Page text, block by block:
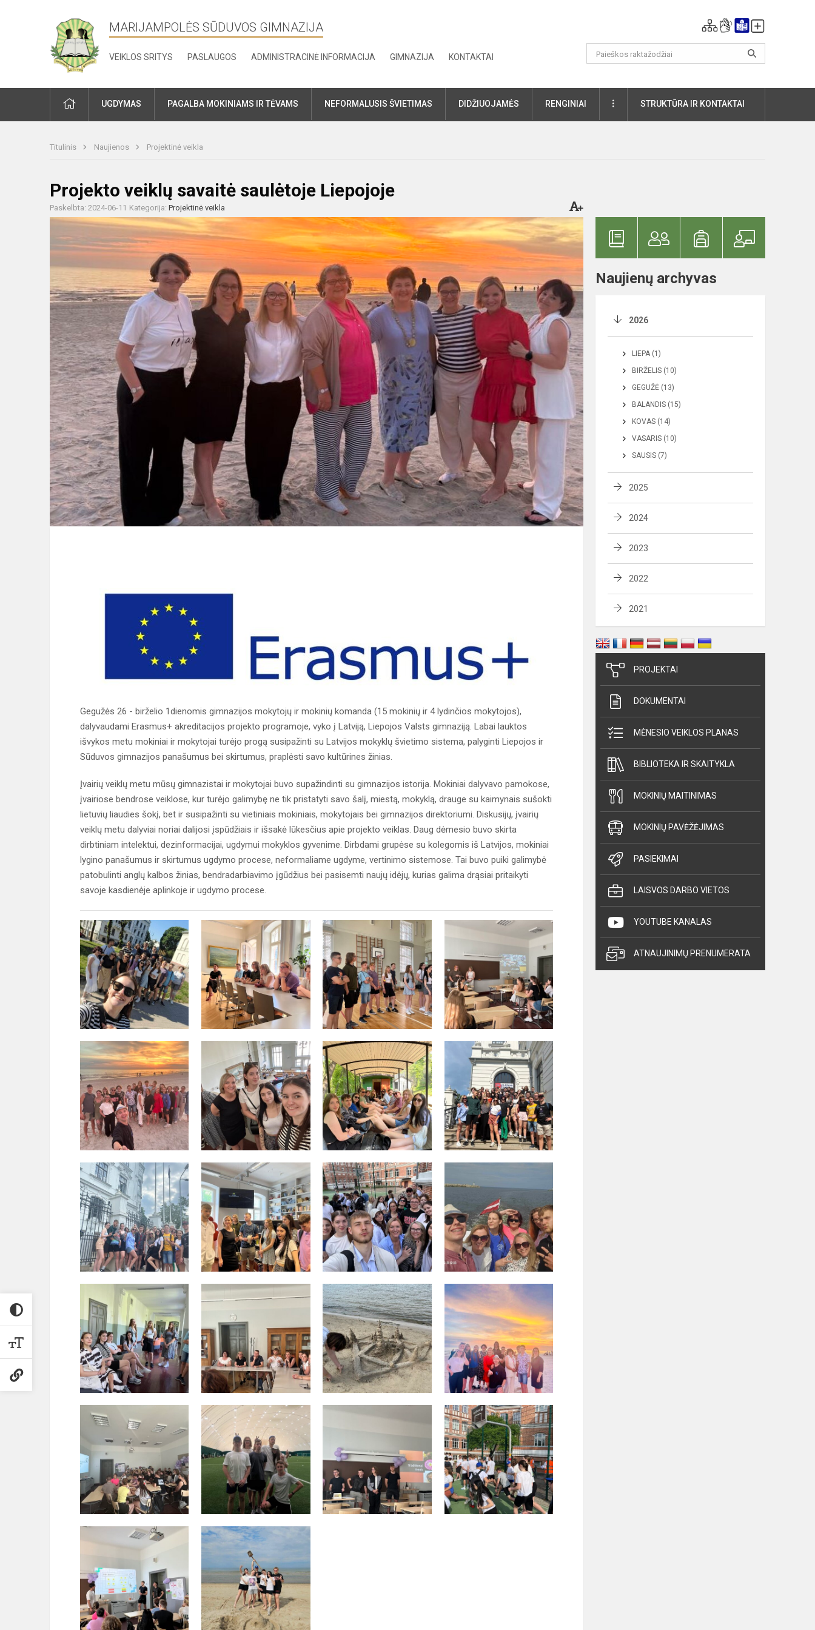
MARIJAMPOLĖS SŪDUVOS GIMNAZIJA
VEIKLOS SRITYS PASLAUGOS ADMINISTRACINĖ INFORMACIJA GIMNAZIJA KONTAKTAI
PRADŽIAUGDYMAS PAGALBA MOKINIAMS IR TĖVAMS NEFORMALUSIS ŠVIETIMAS DIDŽIUOJAMĖS RENGINIAI DAUGIAUSTRUKTŪRA IR KONTAKTAI
Titulinis Naujienos Projektinė veikla
Projekto veiklų savaitė saulėtoje Liepojoje
Paskelbta: 2024-06-11 Kategorija: Projektinė veikla
Gegužės 26 - birželio 1dienomis gimnazijos mokytojų ir mokinių komanda (15 mokinių ir 4 lydinčios mokytojos),
dalyvaudami Erasmus+ akreditacijos projekto programoje, vyko į Latviją, Liepojos Valsts gimnaziją. Labai lauktos
išvykos metu mokiniai ir mokytojai turėjo progą susipažinti su Latvijos mokyklų švietimo sistema, palyginti Liepojos ir
Sūduvos gimnazijos panašumus bei skirtumus, praplėsti savo kultūrines žinias.
Įvairių veiklų metu mūsų gimnazistai ir mokytojai buvo supažindinti su gimnazijos istorija. Mokiniai dalyvavo pamokose,
įvairiose bendrose veiklose, kur turėjo galimybę ne tik pristatyti savo šalį, miestą, mokyklą, drauge su kaimynais sušokti
lietuvių liaudies šokį, bet ir susipažinti su vietiniais mokiniais, mokytojais bei gimnazijos direktoriumi. Diskusijų, įvairių
veiklų metu dalyviai noriai dalijosi įspūdžiais ir išsakė lūkesčius apie projekto veiklas. Daug dėmesio buvo skirta
dirbtiniam intelektui, dezinformacijai, ugdymui mokyklos gyvenime. Dirbdami grupėse su kolegomis iš Latvijos, mokiniai
lygino panašumus ir skirtumus ugdymo procese, neformaliame ugdyme, vertinimo sistemose. Tai buvo puiki galimybė
patobulinti anglų kalbos žinias, bendradarbiavimo įgūdžius bei pasisemti naujų idėjų, kurias galima drąsiai pritaikyti
savoje kasdienėje aplinkoje ir ugdymo procese.
Naujienų archyvas
2026
LIEPA (1)
BIRŽELIS (10)
GEGUŽĖ (13)
BALANDIS (15)
KOVAS (14)
VASARIS (10)
SAUSIS (7)
2025
2024
2023
2022
2021
PROJEKTAI
DOKUMENTAI
MĖNESIO VEIKLOS PLANAS
BIBLIOTEKA IR SKAITYKLA
MOKINIŲ MAITINIMAS
MOKINIŲ PAVĖŽĖJIMAS
PASIEKIMAI
LAISVOS DARBO VIETOS
YOUTUBE KANALAS
ATNAUJINIMŲ PRENUMERATA